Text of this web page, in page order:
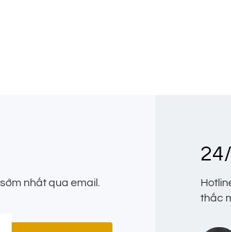
nhất qua email.
thắc